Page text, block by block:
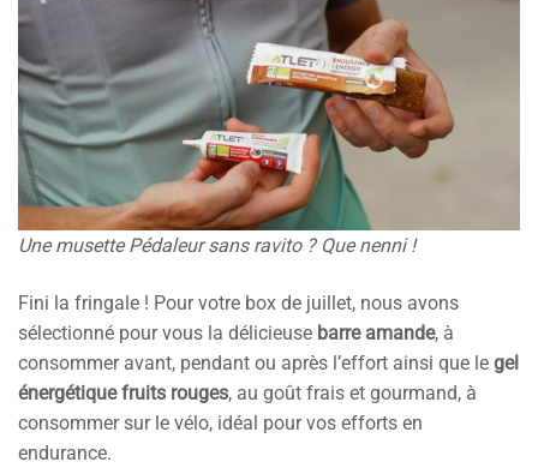
Une musette Pédaleur sans ravito ? Que nenni !
Fini la fringale ! Pour votre box de juillet, nous avons
sélectionné pour vous la délicieuse barre amande, à
consommer avant, pendant ou après l’effort ainsi que le gel
énergétique fruits rouges, au goût frais et gourmand, à
consommer sur le vélo, idéal pour vos efforts en
endurance.